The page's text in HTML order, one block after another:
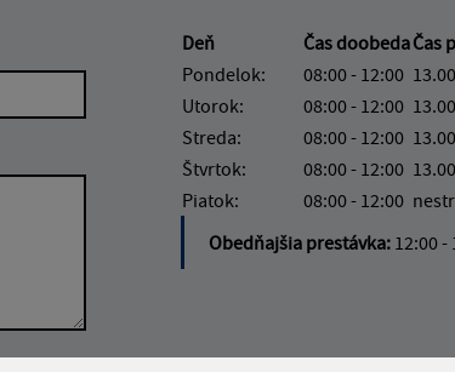
Deň Čas doobedaČas
Pondelok:
08:00 - 12:00
Utorok:
08:00 - 12:00
Streda:
08:00 - 12:00
Štvrtok:
08:00 - 12:00
Piatok:
08:00 - 12:00
Obedňajšia prestávka: 12:00 -